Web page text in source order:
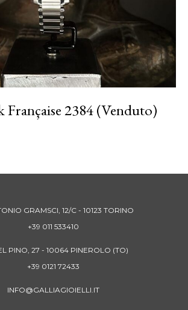
Française 2384 (Venduto)
GRAMSCI, 12/C - 10123 TORINO
+39 011 533410
PINO, 27 - 10064 PINEROLO (TO)
+39 0121 72433
INFO@GALLIAGIOIELLI.IT